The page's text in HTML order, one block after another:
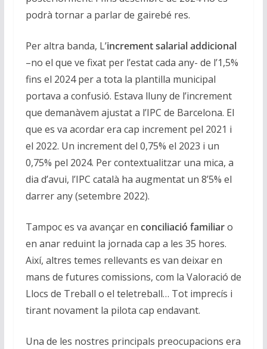
podrà tornar a parlar de gairebé res.
Per altra banda, L’increment salarial addicional
–no el que ve fixat per l’estat cada any- de l’1,5%
fins el 2024 per a tota la plantilla municipal
portava a confusió. Estava lluny de l’increment
que demanàvem ajustat a l’IPC de Barcelona. El
que es va acordar era cap increment pel 2021 i
el 2022. Un increment del 0,75% el 2023 i un
0,75% pel 2024. Per contextualitzar una mica, a
dia d’avui, l’IPC català ha augmentat un 8’5% el
darrer any (setembre 2022).
Tampoc es va avançar en conciliació familiaro
en anar reduint la jornada cap a les 35 hores.
Així, altres temes rellevants es van deixar en
mans de futures comissions, com la Valoració de
Llocs de Treball o el teletreball… Tot imprecís i
tirant novament la pilota cap endavant.
Una de les nostres principals preocupacions era